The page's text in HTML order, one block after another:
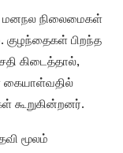
மனநல நிலைமைகள்
குழந்தைகள் பிறந்த
கிடைத்தால்,
கையாள்வதில்
கூறுகின்றனர்.
மூலம்